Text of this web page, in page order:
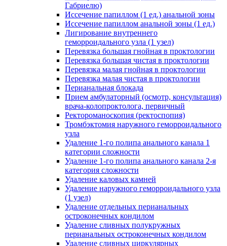
Габриелю)
Иссечение папиллом (1 ед.) анальной зоны
Иссечение папиллом анальной зоны (1 ед.)
Лигирование внутреннего
геморроидального узла (1 узел)
Перевязка большая гнойная в проктологии
Перевязка большая чистая в проктологии
Перевязка малая гнойная в проктологии
Перевязка малая чистая в проктологии
Перианальная блокада
Прием амбулаторный (осмотр, консультация)
врача-колопроктолога, первичный
Ректороманоскопия (ректоспопия)
Тромбэктомия наружного геморроидального
узла
Удаление 1-го полипа анального канала 1
категории сложности
Удаление 1-го полипа анального канала 2-я
категория сложности
Удаление каловых камней
Удаление наружного геморроидального узла
(1 узел)
Удаление отдельных перианальных
остроконечных кондилом
Удаление сливных полукружных
перианальных остроконечных кондилом
Удаление сливных циркулярных